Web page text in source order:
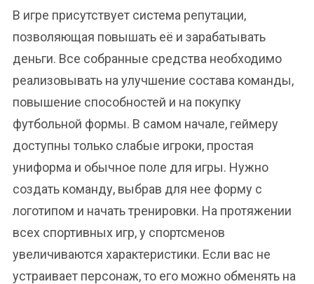
В игре присутствует система репутации,
позволяющая повышать её и зарабатывать
деньги. Все собранные средства необходимо
реализовывать на улучшение состава команды,
повышение способностей и на покупку
футбольной формы. В самом начале, геймеру
доступны только слабые игроки, простая
униформа и обычное поле для игры. Нужно
создать команду, выбрав для нее форму с
логотипом и начать тренировки. На протяжении
всех спортивных игр, у спортсменов
увеличиваются характеристики. Если вас не
устраивает персонаж, то его можно обменять на